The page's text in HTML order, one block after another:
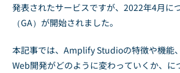
発表されたサービスですが、2022年4月に
（GA）が開始されました。
本記事では、Amplify Studioの特徴や機能
Web開発がどのように変わっていくか、に